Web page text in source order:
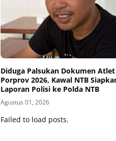
Diduga Palsukan Dokumen Atlet
Porprov 2026, Kawal NTB
Laporan Polisi ke Polda NTB
Agustus 01, 2026
Failed to load posts.